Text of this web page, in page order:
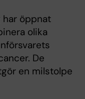
har öppnat
olika
De
en milstolpe